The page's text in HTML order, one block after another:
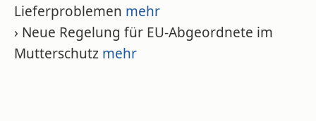
Lieferproblemen mehr
› Neue Regelung für EU-Abgeordnete im
Mutterschutz mehr